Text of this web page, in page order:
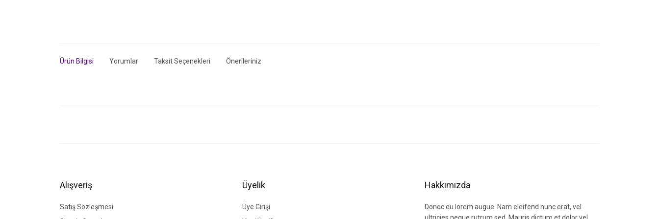
Ürün Bilgisi Yorumlar Taksit Seçenekleri Önerileriniz
Ürün fiyatı diğer sitelerden daha pahalı.
Bu ürüne benzer farklı alternatifler olmalı.
Alışveriş
Satış Sözleşmesi
Üyelik
Üye Girişi
Hakkımızda
Donec eu lorem augue. Nam eleifend nunc erat, vel